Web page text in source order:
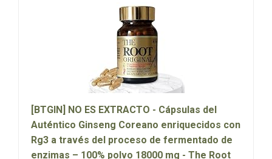
[BTGIN] NO ES EXTRACTO - Cápsulas del
Auténtico Ginseng Coreano enriquecidos con
Rg3 a través del proceso de fermentado de
enzimas – 100% polvo 18000 mg - The Root